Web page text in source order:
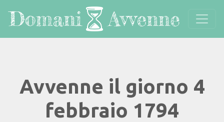
Avvenne il giorno 4
febbraio 1794